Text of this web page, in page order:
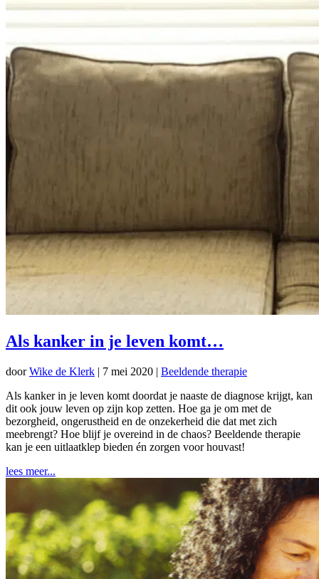
Als kanker in je leven komt…
doorWike de Klerk | 7 mei 2020 | Beeldende therapie
Als kanker in je leven komt doordat je naaste de diagnose krijgt, kan
dit ook jouw leven op zijn kop zetten. Hoe ga je om met de
bezorgheid, ongerustheid en de onzekerheid die dat met zich
meebrengt? Hoe blijf je overeind in de chaos? Beeldende therapie
kan je een uitlaatklep bieden én zorgen voor houvast!
lees meer...